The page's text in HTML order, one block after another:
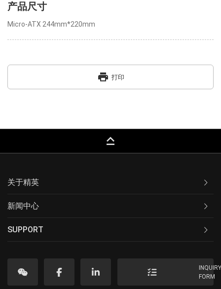
产品尺寸
Micro-ATX 244mm*220mm
print 打印
keyboard_capslock
关于精英
新闻中心
SUPPORT
FORM